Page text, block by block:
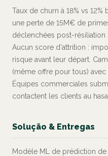
Taux de churn à 18% vs
une perte de 15M€ de
déclenchées post-résiliation
Aucun score d'attrition :
risque avant leur départ.
(même offre pour tous) avec
Équipes commerciales
contactent les clients au
Solução & Entregas
Modèle ML de prédiction de